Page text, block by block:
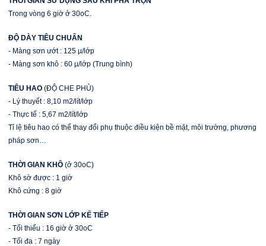
Trong vòng 6 giờ ở 30oC.
ĐỘ DÀY TIÊU CHUẨN
- Màng sơn ướt : 125 µ/lớp
- Màng sơn khô : 60 µ/lớp (Trung bình)
TIÊU HAO (ĐỘ CHE PHỦ)
- Lý thuyết : 8,10 m2/lít/lớp
- Thực tế : 5,67 m2/lít/lớp
Tỉ lệ tiêu hao có thể thay đổi phụ thuộc điều kiện bề mặt, môi trường, phương
pháp sơn…
THỜI GIAN KHÔ (ở 30oC)
Khô sờ được : 1 giờ
Khô cứng : 8 giờ
THỜI GIAN SƠN LỚP KẾ TIẾP
- Tối thiểu : 16 giờ ở 30oC
- Tối đa : 7 ngày